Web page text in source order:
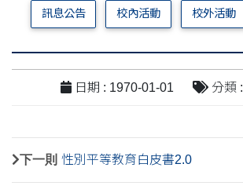
訊息公告 校內活動 校外活動
日期 : 1970-01-01 分類 :
下一則 性別平等教育白皮書2.0